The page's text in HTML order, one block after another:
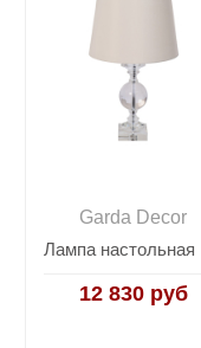
Garda Decor
12 830 руб